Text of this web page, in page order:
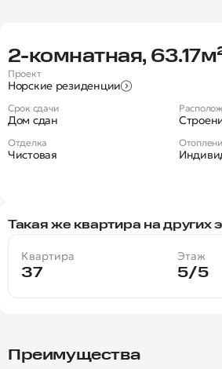
Новая 2-комнатная
2‑комнатная,
Проект
Норские резиденции
Срок сдачи
Дом сдан
Отделка
Чистовая
Такая же квартира на других
Квартира
37
Этаж
5/5
Преимущества